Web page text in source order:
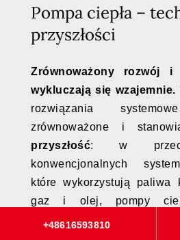
Pompa ciepła –
przyszłości
Zrównoważony rozwój i
wykluczają się wzajemnie.
rozwiązania
zrównoważone i
przyszłość: w
konwencjonalnych
które wykorzystują paliwa
gaz i olej, pompy
powietrze w pomieszczeniu.
+48616593810